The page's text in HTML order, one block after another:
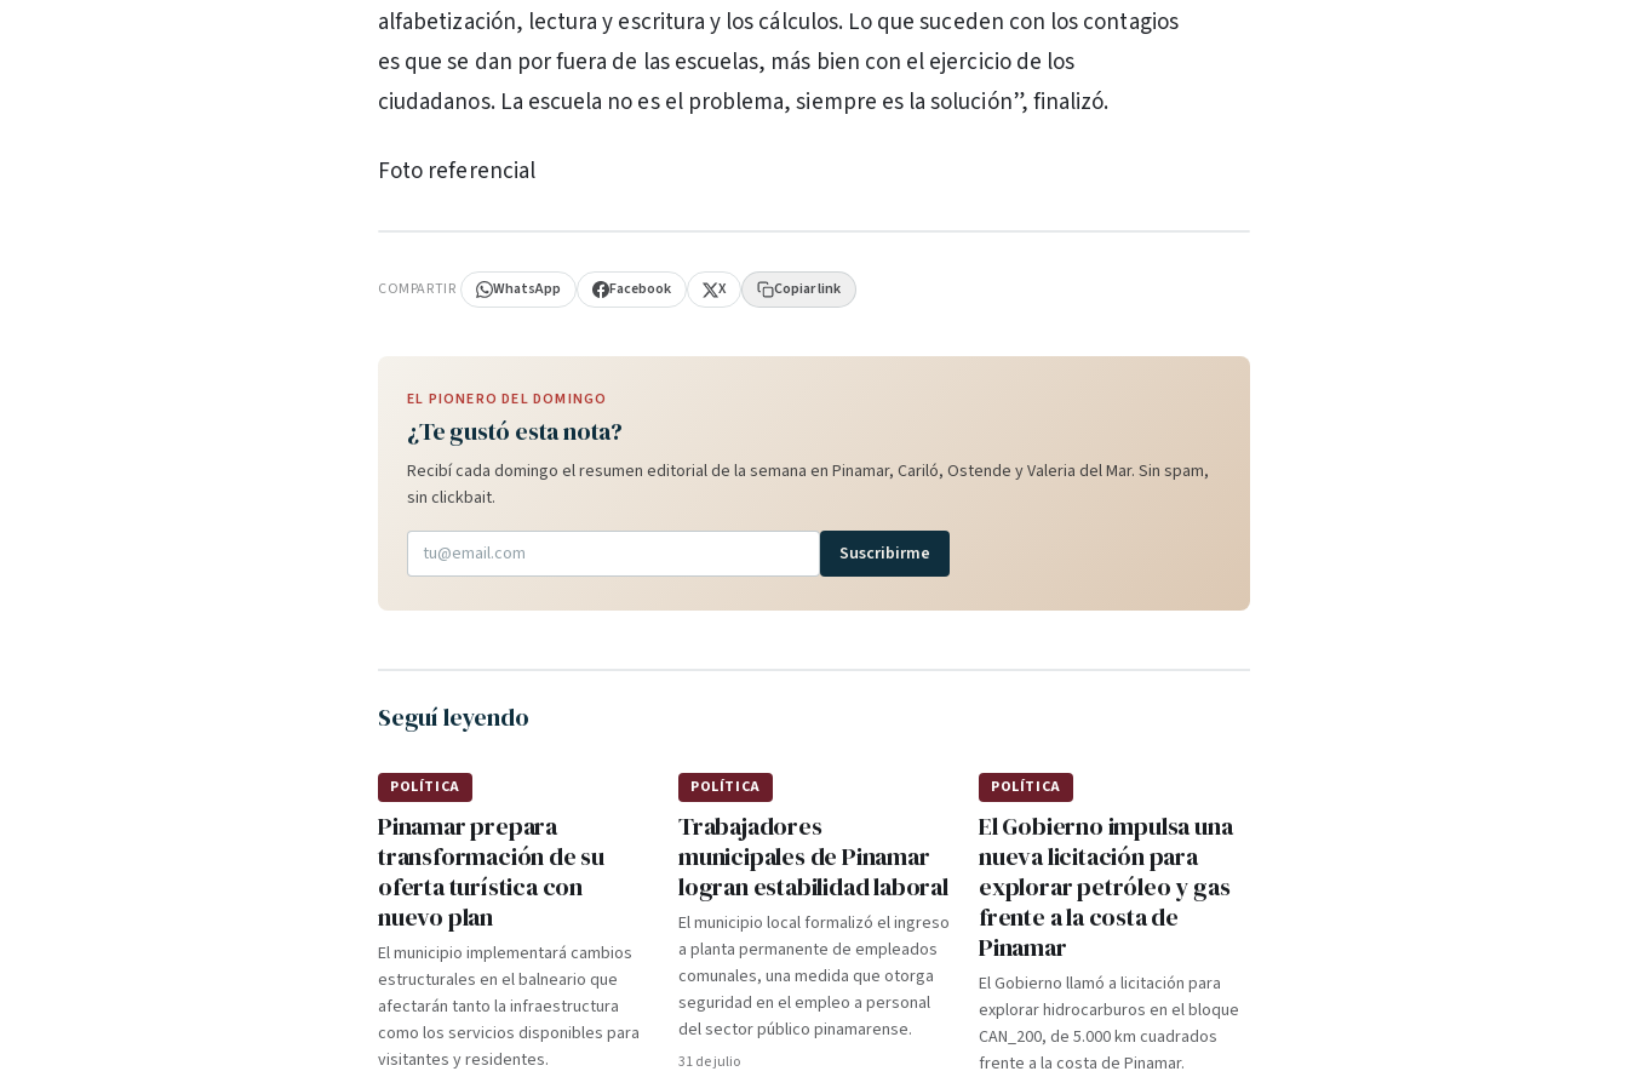
alfabetización, lectura y escritura y los cálculos. Lo que suceden con los contagios
es que se dan por fuera de las escuelas, más bien con el ejercicio de los
ciudadanos. La escuela no es el problema, siempre es la solución”, finalizó.
Foto referencial
COMPARTIR WhatsApp Facebook X Copiar link
EL PIONERO DEL DOMINGO
¿Te gustó esta nota?
Recibí cada domingo el resumen editorial de la semana en Pinamar, Cariló, Ostende y Valeria del Mar. Sin spam,
sin clickbait.
Suscribirme
Seguí leyendo
POLÍTICA
Pinamar prepara
transformación de su
oferta turística con
nuevo plan
El municipio implementará cambios
estructurales en el balneario que
afectarán tanto la infraestructura
como los servicios disponibles para
visitantes y residentes.
POLÍTICA
Trabajadores
municipales de Pinamar
logran estabilidad laboral
El municipio local formalizó el ingreso
a planta permanente de empleados
comunales, una medida que otorga
seguridad en el empleo a personal
del sector público pinamarense.
31 de julio
POLÍTICA
El Gobierno impulsa una
nueva licitación para
explorar petróleo y gas
frente a la costa de
Pinamar
El Gobierno llamó a licitación para
explorar hidrocarburos en el bloque
CAN_200, de 5.000 km cuadrados
frente a la costa de Pinamar.